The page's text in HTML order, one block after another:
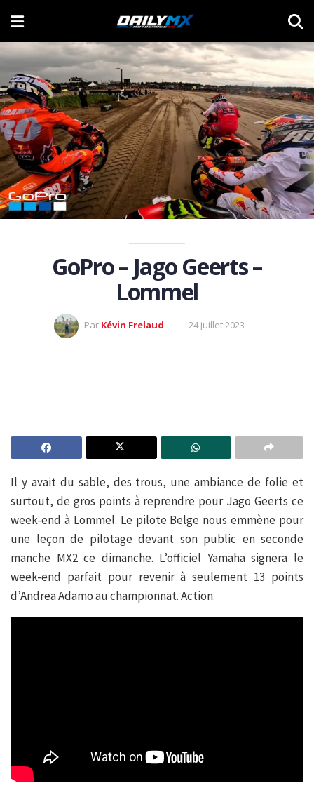
GoPro – Jago Geerts –
Lommel
Par Kévin Frelaud 24 juillet 2023
Il y avait du sable, des trous, une ambiance de folie et
surtout, de gros points à reprendre pour Jago Geerts ce
week-end à Lommel. Le pilote Belge nous emmène pour
une leçon de pilotage devant son public en seconde
manche MX2 ce dimanche. L’officiel Yamaha signera le
week-end parfait pour revenir à seulement 13 points
d’Andrea Adamo au championnat. Action.